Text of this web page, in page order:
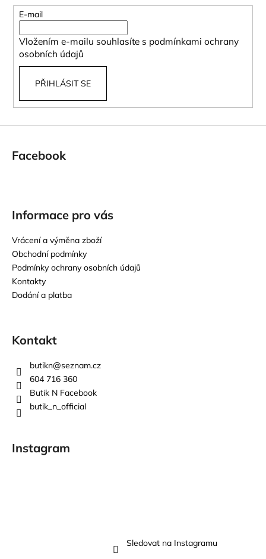
E-mail
Vložením e-mailu souhlasíte s podmínkami ochrany
osobních údajů
PŘIHLÁSIT SE
Facebook
Informace pro vás
Vrácení a výměna zboží
Obchodní podmínky
Podmínky ochrany osobních údajů
Kontakty
Dodání a platba
Kontakt
butikn@seznam.cz
604 716 360
Butik N Facebook
butik_n_official
Instagram
Sledovat na Instagramu